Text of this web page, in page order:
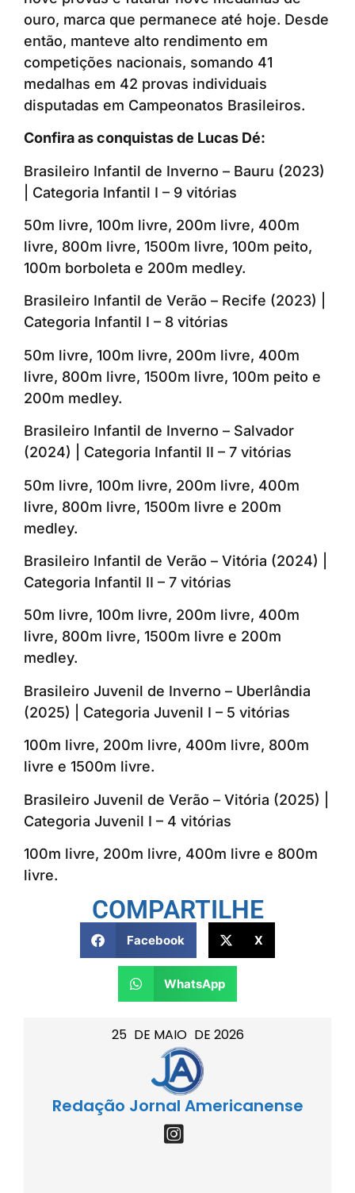
25 DE MAIO DE 2026
Redação Jornal Americanense
ouro, marca que permanece até hoje. Desde
então, manteve alto rendimento em
competições nacionais, somando 41
medalhas em 42 provas individuais
disputadas em Campeonatos Brasileiros.
Confira as conquistas de Lucas Dé:
Brasileiro Infantil de Inverno – Bauru (2023)
| Categoria Infantil I – 9 vitórias
50m livre, 100m livre, 200m livre, 400m
livre, 800m livre, 1500m livre, 100m peito,
100m borboleta e 200m medley.
Brasileiro Infantil de Verão – Recife (2023) |
Categoria Infantil I – 8 vitórias
50m livre, 100m livre, 200m livre, 400m
livre, 800m livre, 1500m livre, 100m peito e
200m medley.
Brasileiro Infantil de Inverno – Salvador
(2024) | Categoria Infantil II – 7 vitórias
50m livre, 100m livre, 200m livre, 400m
livre, 800m livre, 1500m livre e 200m
medley.
Brasileiro Infantil de Verão – Vitória (2024) |
Categoria Infantil II – 7 vitórias
50m livre, 100m livre, 200m livre, 400m
livre, 800m livre, 1500m livre e 200m
medley.
Brasileiro Juvenil de Inverno – Uberlândia
(2025) | Categoria Juvenil I – 5 vitórias
100m livre, 200m livre, 400m livre, 800m
livre e 1500m livre.
Brasileiro Juvenil de Verão – Vitória (2025) |
Categoria Juvenil I – 4 vitórias
100m livre, 200m livre, 400m livre e 800m
livre.
COMPARTILHE
Facebook X
WhatsApp